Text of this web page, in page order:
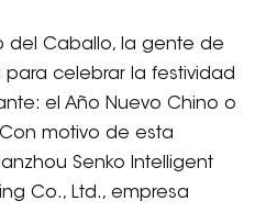
del Caballo, la gente de
celebrar la festividad
el Año Nuevo Chino o
Con motivo de esta
Senko Intelligent
Co., Ltd., empresa